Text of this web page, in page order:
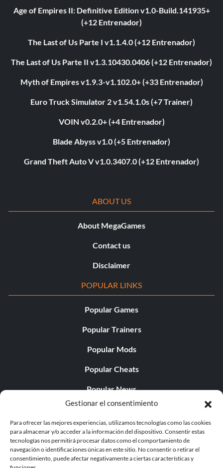
Gestionar el consentimiento
Para ofrecer las mejores experiencias, utilizamos tecnologías como las cookies
para almacenar y/o acceder a la información del dispositivo. Consentir estas
tecnologías nos permitirá procesar datos como el comportamiento de
navegación o identificaciones únicas en este sitio. No consentir o retirar el
consentimiento, puede afectar negativamente a ciertas características y
Age of Empires II: Definitive Edition v1.0-Build.141935+
(+12 Entrenador)
The Last of Us Parte I v1.1.4.0 (+12 Entrenador)
The Last of Us Parte II v1.3.10430.0406 (+12 Entrenador)
Myth of Empires v1.9.3-v1.102.0+ (+33 Entrenador)
Euro Truck Simulator 2 v1.54.1.0s (+7 Trainer)
VOIN v0.2.0+ (+4 Entrenador)
Blade Abyss v1.0 (+5 Entrenador)
Grand Theft Auto V v1.0.3407.0 (+12 Entrenador)
ABOUT US
About MegaGames
Contact us
Disclaimer
POPULAR LINKS
Popular Games
Popular Trainers
Popular Mods
Popular Cheats
Popular News
Popular Editorials
Popular Free Games
LATEST UPDATES